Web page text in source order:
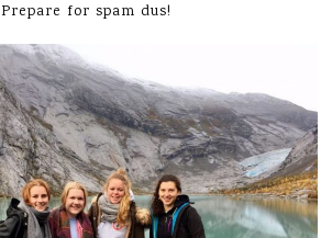
Prepare for spam dus!